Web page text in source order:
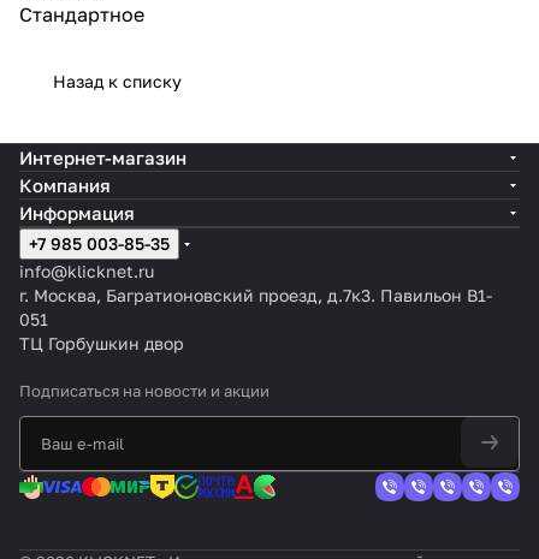
Стандартное
Назад к списку
Интернет-магазин
Компания
Информация
+7 985 003-85-35
info@klicknet.ru
г. Москва, Багратионовский проезд, д.7к3. Павильон B1-
051
ТЦ Горбушкин двор
Подписаться на новости и акции